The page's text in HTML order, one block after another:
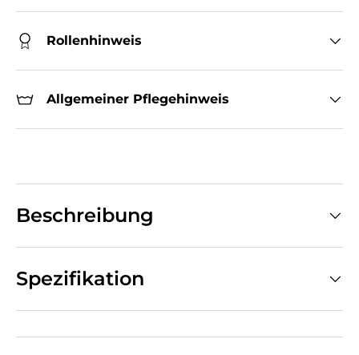
Rollenhinweis
Allgemeiner Pflegehinweis
Beschreibung
Spezifikation